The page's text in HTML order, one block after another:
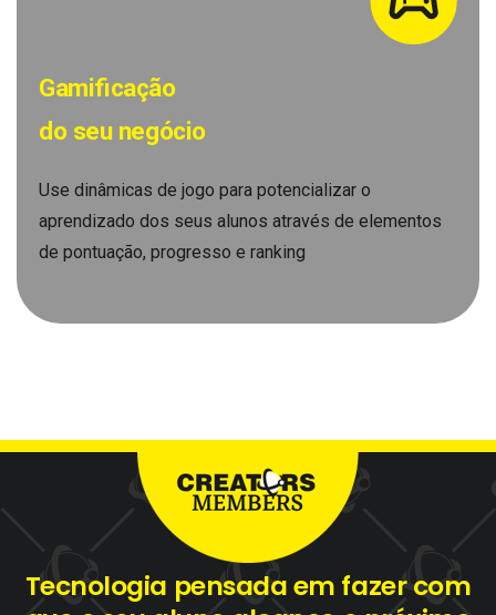
Gamificação
do seu negócio
Use dinâmicas de jogo para potencializar o
aprendizado dos seus alunos através de elementos
de pontuação, progresso e ranking
Tecnologia pensadaem fazer com